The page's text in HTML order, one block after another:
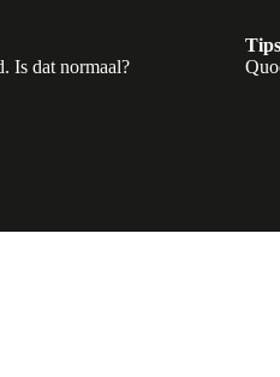
Is dat normaal?